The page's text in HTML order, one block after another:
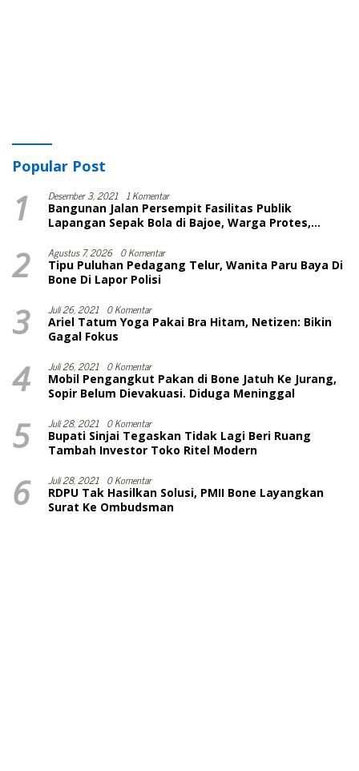
Popular Post
1 Desember 3, 2021 1 Komentar
Bangunan Jalan Persempit Fasilitas Publik
Lapangan Sepak Bola di Bajoe, Warga Protes,
2 Agustus 7, 2026 0 Komentar
Tipu Puluhan Pedagang Telur, Wanita Paru Baya Di
Bone Di Lapor Polisi
3 Juli 26, 2021 0 Komentar
Ariel Tatum Yoga Pakai Bra Hitam, Netizen: Bikin
Gagal Fokus
4 Juli 26, 2021 0 Komentar
Mobil Pengangkut Pakan di Bone Jatuh Ke Jurang,
Sopir Belum Dievakuasi. Diduga Meninggal
5 Juli 28, 2021 0 Komentar
Bupati Sinjai Tegaskan Tidak Lagi Beri Ruang
Tambah Investor Toko Ritel Modern
6 Juli 28, 2021 0 Komentar
RDPU Tak Hasilkan Solusi, PMII Bone Layangkan
Surat Ke Ombudsman